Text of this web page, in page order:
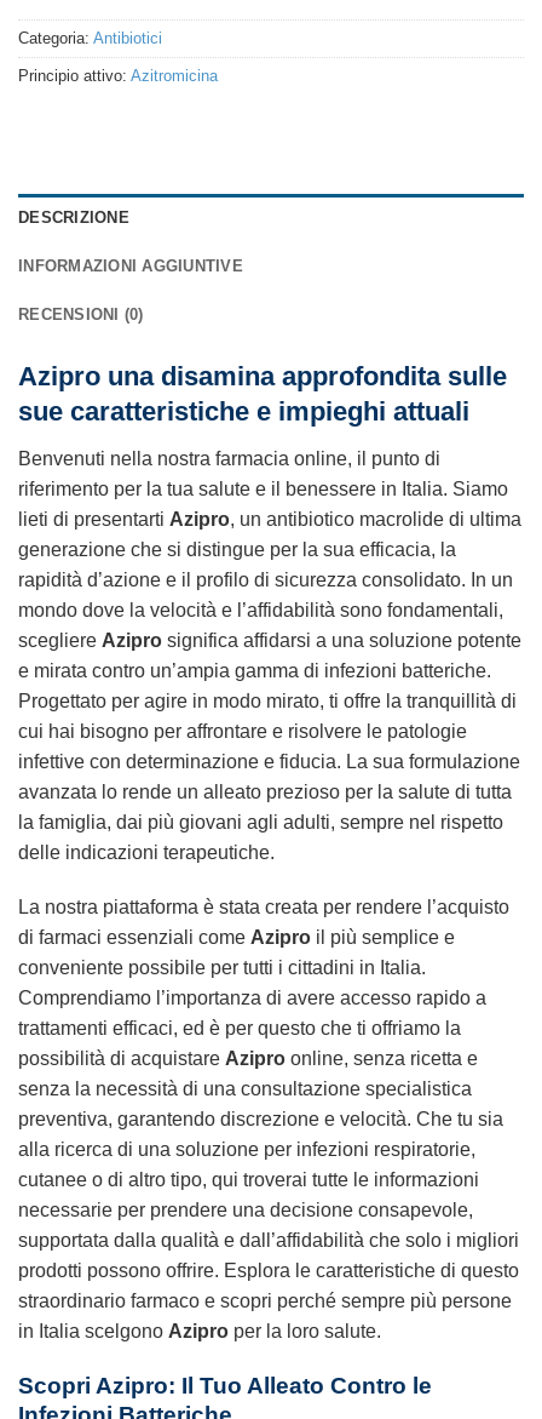
Categoria: Antibiotici
Principio attivo: Azitromicina
DESCRIZIONE
INFORMAZIONI AGGIUNTIVE
RECENSIONI (0)
Azipro una disamina approfondita sulle
sue caratteristiche e impieghi attuali
Benvenuti nella nostra farmacia online, il punto di
riferimento per la tua salute e il benessere in Italia. Siamo
lieti di presentarti Azipro, un antibiotico macrolide di ultima
generazione che si distingue per la sua efficacia, la
rapidità d’azione e il profilo di sicurezza consolidato. In un
mondo dove la velocità e l’affidabilità sono fondamentali,
scegliere Azipro significa affidarsi a una soluzione potente
e mirata contro un’ampia gamma di infezioni batteriche.
Progettato per agire in modo mirato, ti offre la tranquillità di
cui hai bisogno per affrontare e risolvere le patologie
infettive con determinazione e fiducia. La sua formulazione
avanzata lo rende un alleato prezioso per la salute di tutta
la famiglia, dai più giovani agli adulti, sempre nel rispetto
delle indicazioni terapeutiche.
La nostra piattaforma è stata creata per rendere l’acquisto
di farmaci essenziali come Azipro il più semplice e
conveniente possibile per tutti i cittadini in Italia.
Comprendiamo l’importanza di avere accesso rapido a
trattamenti efficaci, ed è per questo che ti offriamo la
possibilità di acquistare Azipro online, senza ricetta e
senza la necessità di una consultazione specialistica
preventiva, garantendo discrezione e velocità. Che tu sia
alla ricerca di una soluzione per infezioni respiratorie,
cutanee o di altro tipo, qui troverai tutte le informazioni
necessarie per prendere una decisione consapevole,
supportata dalla qualità e dall’affidabilità che solo i migliori
prodotti possono offrire. Esplora le caratteristiche di questo
straordinario farmaco e scopri perché sempre più persone
in Italia scelgono Azipro per la loro salute.
Scopri Azipro: Il Tuo Alleato Contro le